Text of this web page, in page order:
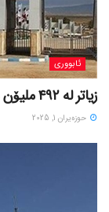
ئابووری
زیاتر لە ٤٩٢ ملیۆن دۆلار کاڵا لە گومرگی کرماشانەوە هەناردە کرا
حوزه‌یران 1, 2025